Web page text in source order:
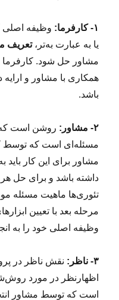
۱- کارفرما:
وظیفه اصلی
یا به عبارت به‌تر،تعریف
مشاور حل شود. کارفرما
همکاری با مشاور و ارایه
باشد.
۲- مشاور:
روشن است
مسئله‌ای است که توسط
مشاور برای این کار باید
داشته باشد و برای حل هر
تئوری‌ها ماهیت مسئله
مرحله بعد با تعیین
وظیفه اصلی خود را به
۳- ناظر:
نقش ناظر در
اظهارنظر در مورد
است که توسط مشاور